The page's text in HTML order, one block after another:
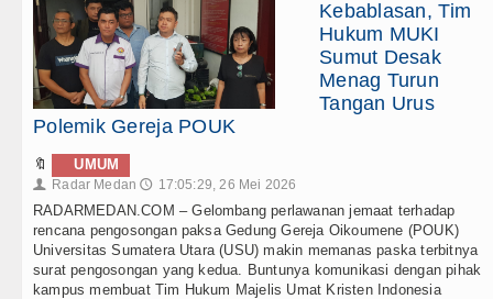
Kebablasan, Tim
Hukum MUKI
Sumut Desak
Menag Turun
Tangan Urus
Polemik Gereja POUK
🔖 UMUM
👤 Radar Medan 🕔 17:05:29, 26 Mei 2026
RADARMEDAN.COM – Gelombang perlawanan jemaat terhadap
rencana pengosongan paksa Gedung Gereja Oikoumene (POUK)
Universitas Sumatera Utara (USU) makin memanas paska terbitnya
surat pengosongan yang kedua. Buntunya komunikasi dengan pihak
kampus membuat Tim Hukum Majelis Umat Kristen Indonesia